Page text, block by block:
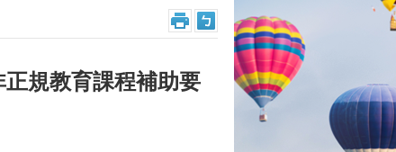
正規教育課程補助要